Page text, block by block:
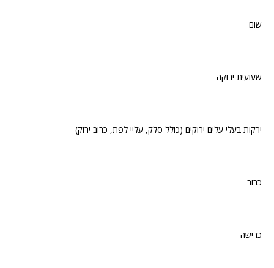
שום
שעועית ירוקה
ירקות בעלי עלים ירוקים (כולל סלק, עליי לפת, כרוב ירוק)
כרוב
כרישה